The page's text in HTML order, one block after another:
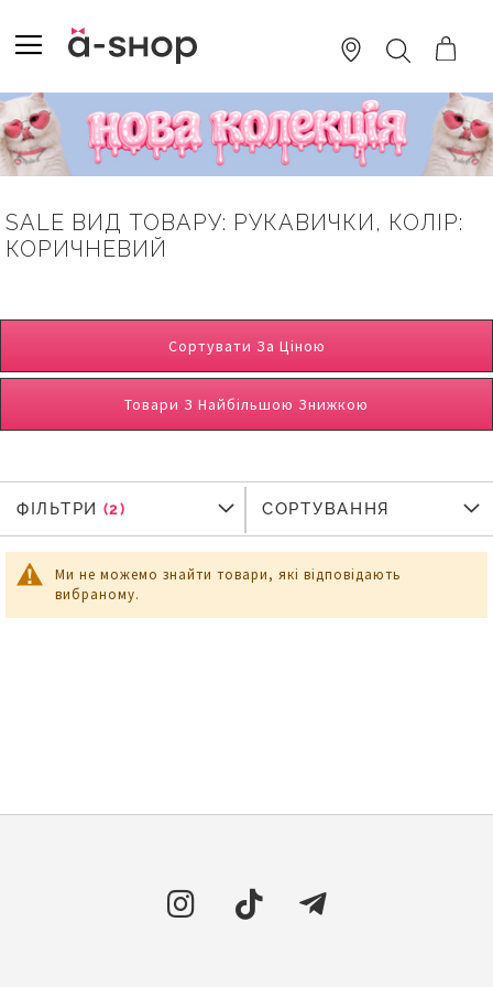
TO
CONTENT
ПОШУК
SALE ВИД ТОВАРУ: РУКАВИЧКИ, КОЛІР:
КОРИЧНЕВИЙ
Сортувати За Ціною
Товари З Найбільшою Знижкою
Ми не можемо знайти товари, які відповідають
вибраному.
ФІЛЬТРИ
ФІЛЬТРИ СОРТУВАННЯ